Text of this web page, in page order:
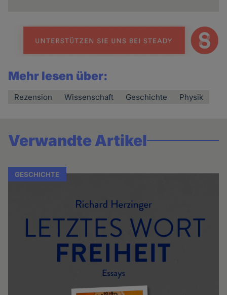
Mehr lesen über:
Rezension Wissenschaft Geschichte Physik
Verwandte Artikel
GESCHICHTE